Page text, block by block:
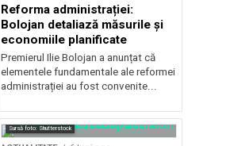
Reforma administrației:
Bolojan detaliază măsurile și
economiile planificate
Premierul Ilie Bolojan a anunțat că
elementele fundamentale ale reformei
administrației au fost convenite...
Sursă foto: Shutterstock